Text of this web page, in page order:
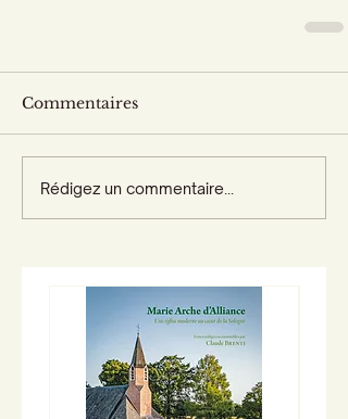
Commentaires
Rédigez un commentaire...